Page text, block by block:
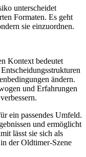
unterscheidet
Formaten. Es geht
sie einzuordnen.
Kontext bedeutet
ändern.
und Erfahrungen
ein passendes Umfeld.
und ermöglicht
lässt sie sich als
der Oldtimer-Szene